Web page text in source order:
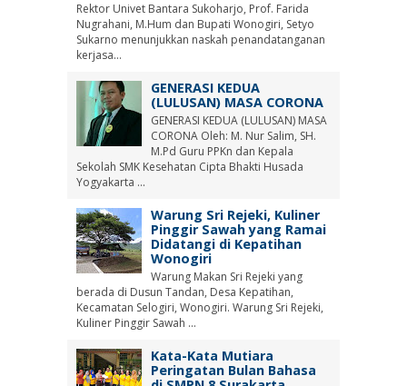
Rektor Univet Bantara Sukoharjo, Prof. Farida
Nugrahani, M.Hum dan Bupati Wonogiri, Setyo
Sukarno menunjukkan naskah penandatanganan
kerjasa...
GENERASI KEDUA
(LULUSAN) MASA CORONA
GENERASI KEDUA (LULUSAN) MASA
CORONA Oleh: M. Nur Salim, SH.
M.Pd Guru PPKn dan Kepala
Sekolah SMK Kesehatan Cipta Bhakti Husada
Yogyakarta ...
Warung Sri Rejeki, Kuliner
Pinggir Sawah yang Ramai
Didatangi di Kepatihan
Wonogiri
Warung Makan Sri Rejeki yang
berada di Dusun Tandan, Desa Kepatihan,
Kecamatan Selogiri, Wonogiri. Warung Sri Rejeki,
Kuliner Pinggir Sawah ...
Kata-Kata Mutiara
Peringatan Bulan Bahasa